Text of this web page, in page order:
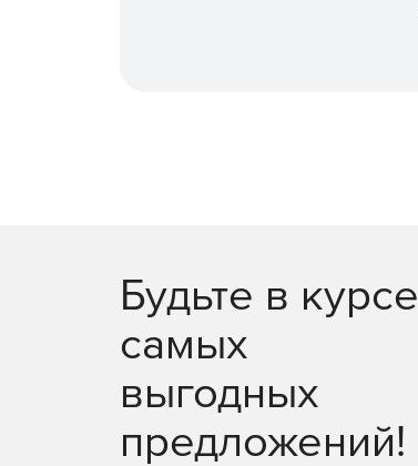
Будьте в курсе
самых
выгодных
предложений!